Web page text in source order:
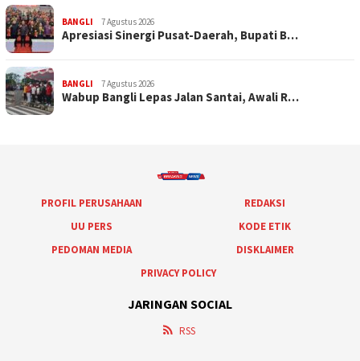
BANGLI 7 Agustus 2026
Apresiasi Sinergi Pusat-Daerah, Bupati B…
BANGLI 7 Agustus 2026
Wabup Bangli Lepas Jalan Santai, Awali R…
PROFIL PERUSAHAAN
REDAKSI
UU PERS
KODE ETIK
PEDOMAN MEDIA
DISKLAIMER
PRIVACY POLICY
JARINGAN SOCIAL
RSS